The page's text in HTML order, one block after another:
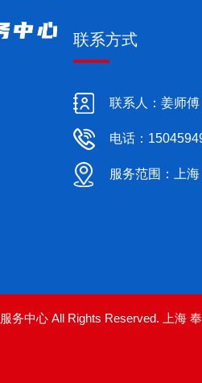
联系方式
联系人：姜师傅
电话：
服务范围：上海
务中心 All Rights Reserved. 上海